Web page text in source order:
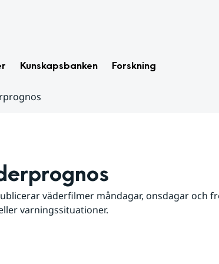
Kunskapsbanken Forskning
väderfilmer måndagar, onsdagar och
varningssituationer.